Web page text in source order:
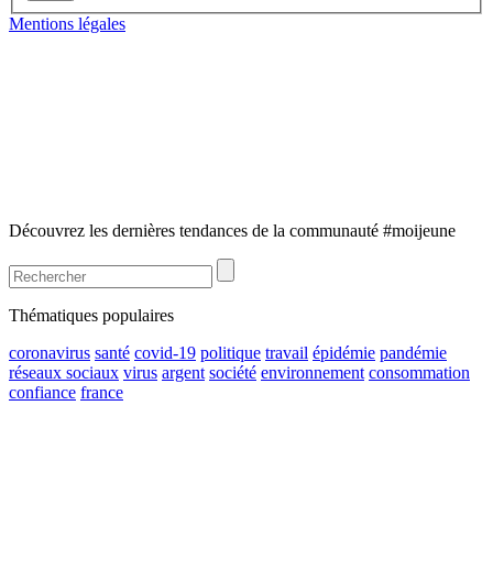
Mentions légales
Découvrez les dernières tendances de la communauté #moijeune
Thématiques populaires
coronavirus santé covid-19 politique travail épidémie pandémie
réseaux sociaux virus argent société environnement consommation
confiance france